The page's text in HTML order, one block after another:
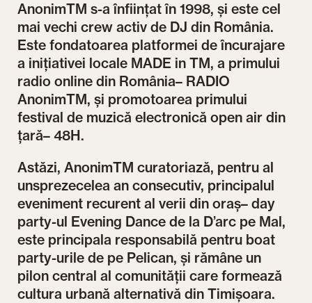
AnonimTM s-a înființat în 1998, și este cel
mai vechi crew activ de DJ din România.
Este fondatoarea platformei de încurajare
a inițiativei locale MADE in TM, a primului
radio online din România– RADIO
AnonimTM, și promotoarea primului
festival de muzică electronică open air din
țară– 48H.
Astăzi, AnonimTM curatoriază, pentru al
unsprezecelea an consecutiv, principalul
eveniment recurent al verii din oraș– day
party-ul Evening Dance de la D’arc pe Mal,
este principala responsabilă pentru boat
party-urile de pe Pelican, și rămâne un
pilon central al comunității care formează
cultura urbană alternativă din Timișoara.